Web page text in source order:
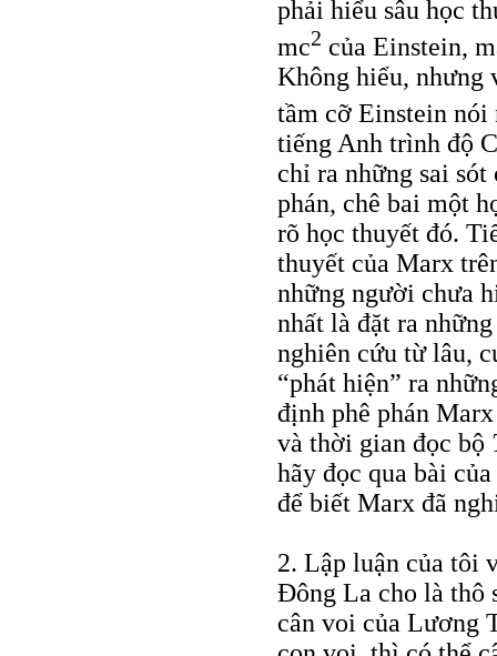
phải hiểu sâu học
mc2 của Einstein,
Không hiểu, nhưng
tầm cỡ Einstein nói
tiếng Anh trình độ
chỉ ra những sai
phán, chê bai một
rõ học thuyết đó.
thuyết của Marx
những người chưa
nhất là đặt ra
nghiên cứu từ lâu,
“phát hiện” ra
định phê phán
và thời gian đọc bộ
hãy đọc qua bài
để biết Marx đã
2. Lập luận của tôi
Đông La cho là thô
cân voi của Lương